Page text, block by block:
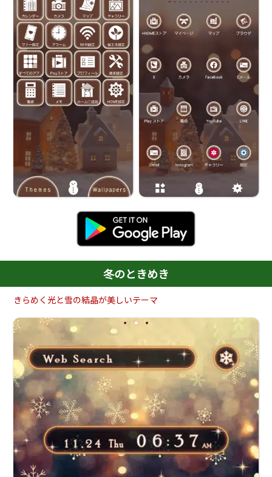
冬のときめき
きらめく光と雪の結晶が美しいテーマ